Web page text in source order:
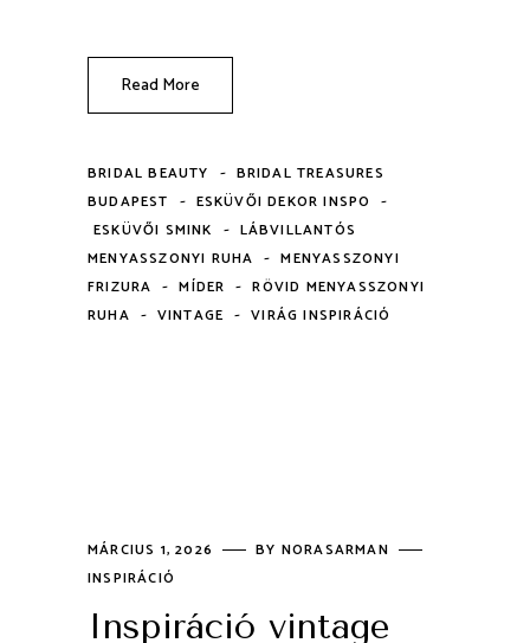
Read More
BRIDAL BEAUTY - BRIDAL TREASURES
BUDAPEST - ESKÜVŐI DEKOR INSPO -
ESKÜVŐI SMINK - LÁBVILLANTÓS
MENYASSZONYI RUHA - MENYASSZONYI
FRIZURA - MÍDER - RÖVID MENYASSZONYI
RUHA - VINTAGE - VIRÁG INSPIRÁCIÓ
MÁRCIUS 1, 2026 BY NORASARMAN
INSPIRÁCIÓ
Inspiráció vintage